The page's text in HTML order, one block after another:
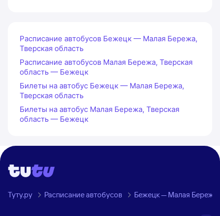
Расписание автобусов Бежецк — Малая Бережа,
Тверская область
Расписание автобусов Малая Бережа, Тверская
область — Бежецк
Билеты на автобус Бежецк — Малая Бережа,
Тверская область
Билеты на автобус Малая Бережа, Тверская
область — Бежецк
Туту.ру Расписание автобусов Бежецк — Малая Бережа,